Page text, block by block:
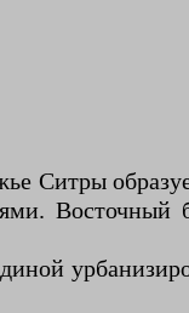
Ситры
Восточный